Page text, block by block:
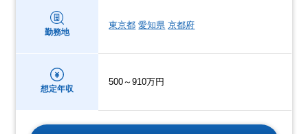
勤務地
東京都 愛知県 京都府
想定年収
500～910万円